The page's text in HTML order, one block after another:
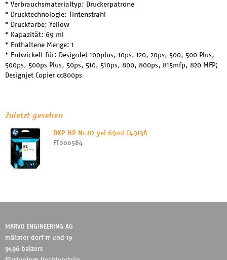
* Verbrauchsmaterialtyp: Druckerpatrone
* Drucktechnologie: Tintenstrahl
* Druckfarbe: Yellow
* Kapazität: 69 ml
* Enthaltene Menge: 1
* Entwickelt für: DesignJet 100plus, 10ps, 120, 20ps, 500, 500 Plus,
500ps, 500ps Plus, 50ps, 510, 510ps, 800, 800ps, 815mfp, 820 MFP;
Designjet Copier cc800ps
Zuletzt gesehen
DKP HP Nr.82 yel 69ml C4913A
FT000584
MARVO ENGINEERING AG
mälsner dorf 17 und 19
9496 balzers